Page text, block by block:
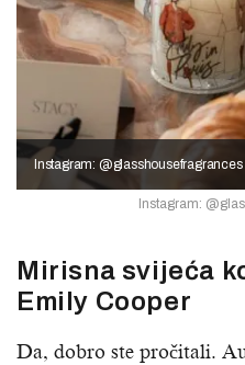
Instagram:
Instagram: @glasshousefragrances
Mirisna svijeća
Emily Cooper
Da, dobro ste pročitali.